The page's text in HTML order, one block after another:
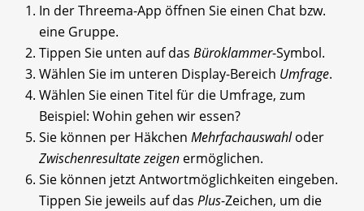
In der Threema-App öffnen Sie einen Chat bzw.
eine Gruppe.
Tippen Sie unten auf das Büroklammer-Symbol.
Wählen Sie im unteren Display-Bereich Umfrage.
Wählen Sie einen Titel für die Umfrage, zum
Beispiel: Wohin gehen wir essen?
Sie können per Häkchen Mehrfachauswahloder
Zwischenresultatezeigen ermöglichen.
Sie können jetzt Antwortmöglichkeiten eingeben.
Tippen Sie jeweils auf das Plus-Zeichen, um die